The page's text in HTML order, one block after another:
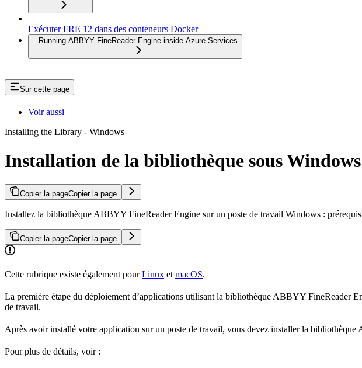
Exécuter FRE 12 dans des conteneurs Docker
Running ABBYY FineReader Engine inside Azure Services
Sur cette page
Voir aussi
Installing the Library - Windows
Installation de la bibliothèque sous Windows
Copier la pageCopier la page
Installez la bibliothèque ABBYY FineReader Engine sur un poste de travail Windows :
Copier la pageCopier la page
Cette rubrique existe également pourLinux et macOS.
La première étape du déploiement d’applications utilisant la bibliothèque ABBYY FineReader
de travail.
Après avoir installé votre application sur un poste de travail, vous devez installer la
Pour plus de détails, voir :